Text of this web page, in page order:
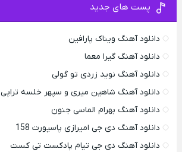
پست های جدید
دانلود آهنگ ویناک پارافین
دانلود آهنگ گیرا معما
دانلود آهنگ نوید زردی تو گولی
دانلود آهنگ شاهین میری و سپهر خلسه تراپی
دانلود آهنگ بهرام الماسی جنون
دانلود آهنگ دی جی امیرازی پاسپورت 158
دانلود آهنگ دی جی تیام پادکست تی کست